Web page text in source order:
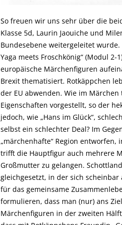
So freuen wir uns sehr über die
Klasse 5d, Laurin Jaouiche und
Bundesebene weitergeleitet
Yaga meets Froschkönig“ (Modul
europäische Märchenfiguren
Brexit thematisiert. Rotkäppchen
der EU abwenden. Wie im
Eigenschaften vorgestellt, so der
jedoch, wie „Hans im Glück“,
selbst ein schlechter Deal? Im
„märchenhafte“ Region entworfen,
trifft die Hauptfigur auch mehrere
Großmutter zu gelangen.
gleichgesetzt, in der sich
für das gemeinsame
formulieren, dass man (nur) ans
Märchenfiguren in der zweiten